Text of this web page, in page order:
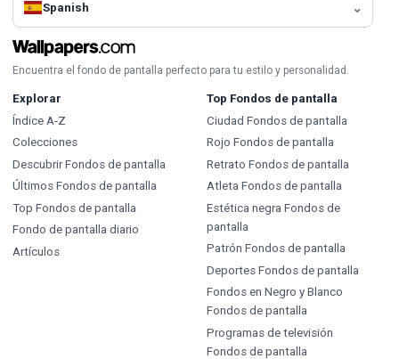
Spanish
Encuentra el fondo de pantalla perfecto para tu estilo y personalidad.
Explorar
Índice A-Z
Colecciones
Descubrir Fondos de pantalla
Últimos Fondos de pantalla
Top Fondos de pantalla
Fondo de pantalla diario
Artículos
Top Fondos de pantalla
Ciudad Fondos de pantalla
Rojo Fondos de pantalla
Retrato Fondos de pantalla
Atleta Fondos de pantalla
Estética negra Fondos de
pantalla
Patrón Fondos de pantalla
Deportes Fondos de pantalla
Fondos en Negro y Blanco
Fondos de pantalla
Programas de televisión
Fondos de pantalla